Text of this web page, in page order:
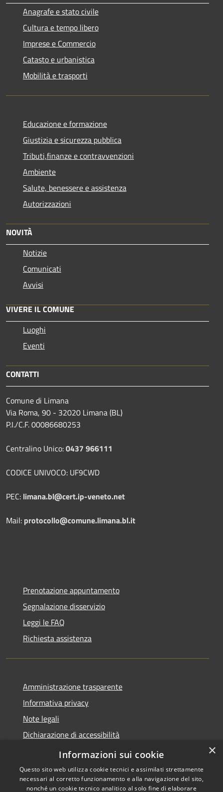
Anagrafe e stato civile
Cultura e tempo libero
Imprese e Commercio
Catasto e urbanistica
Mobilità e trasporti
Educazione e formazione
Giustizia e sicurezza pubblica
Tributi,finanze e contravvenzioni
Ambiente
Salute, benessere e assistenza
Autorizzazioni
NOVITÀ
Notizie
Comunicati
Avvisi
VIVERE IL COMUNE
Luoghi
Eventi
CONTATTI
Comune di Limana
Via Roma, 90 - 32020 Limana (BL)
P.I./C.F. 00086680253
Centralino Unico:0437 966111
CODICE UNIVOCO: UF9CWD
PEC: limana.bl@cert.ip-veneto.net
Mail: protocollo@comune.limana.bl.it
Prenotazione appuntamento
Segnalazione disservizio
Leggi le FAQ
Richiesta assistenza
Amministrazione trasparente
Informativa privacy
Note legali
Dichiarazione di accessibilità
Moduli Privacy Amministrazione trasparente
×
Informazioni sui cookie
Questo sito web utilizza cookie tecnici e assimilati strettamente
necessari al corretto funzionamento e alla navigazione del sito,
nonché un cookie tecnico analitico al solo fine di elaborare